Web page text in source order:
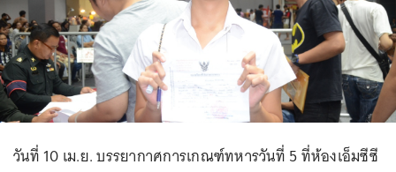
วันที่ 10 เม.ย. บรรยากาศการเกณฑ์ทหารวันที่ 5 ที่ห้องเอ็มซีซี